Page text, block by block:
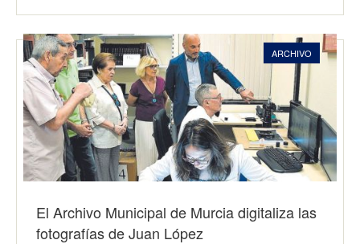
ARCHIVO
El Archivo Municipal de Murcia digitaliza las
fotografías de Juan López